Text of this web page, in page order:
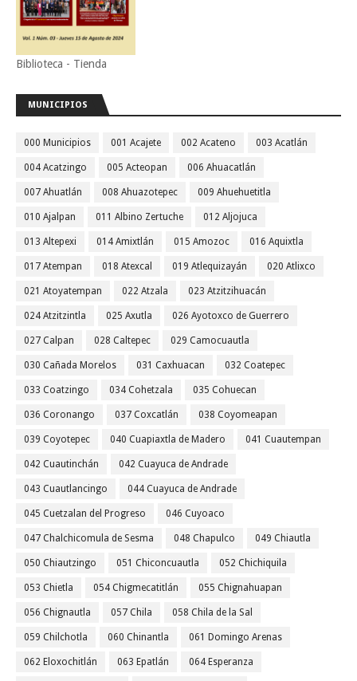
Biblioteca - Tienda
MUNICIPIOS
000 Municipios 001 Acajete 002 Acateno 003 Acatlán
004 Acatzingo 005 Acteopan 006 Ahuacatlán
007 Ahuatlán 008 Ahuazotepec 009 Ahuehuetitla
010 Ajalpan 011 Albino Zertuche 012 Aljojuca
013 Altepexi 014 Amixtlán 015 Amozoc 016 Aquixtla
017 Atempan 018 Atexcal 019 Atlequizayán 020 Atlixco
021 Atoyatempan 022 Atzala 023 Atzitzihuacán
024 Atzitzintla 025 Axutla 026 Ayotoxco de Guerrero
027 Calpan 028 Caltepec 029 Camocuautla
030 Cañada Morelos 031 Caxhuacan 032 Coatepec
033 Coatzingo 034 Cohetzala 035 Cohuecan
036 Coronango 037 Coxcatlán 038 Coyomeapan
039 Coyotepec 040 Cuapiaxtla de Madero 041 Cuautempan
042 Cuautinchán 042 Cuayuca de Andrade
043 Cuautlancingo 044 Cuayuca de Andrade
045 Cuetzalan del Progreso 046 Cuyoaco
047 Chalchicomula de Sesma 048 Chapulco 049 Chiautla
050 Chiautzingo 051 Chiconcuautla 052 Chichiquila
053 Chietla 054 Chigmecatitlán 055 Chignahuapan
056 Chignautla 057 Chila 058 Chila de la Sal
059 Chilchotla 060 Chinantla 061 Domingo Arenas
062 Eloxochitlán 063 Epatlán 064 Esperanza